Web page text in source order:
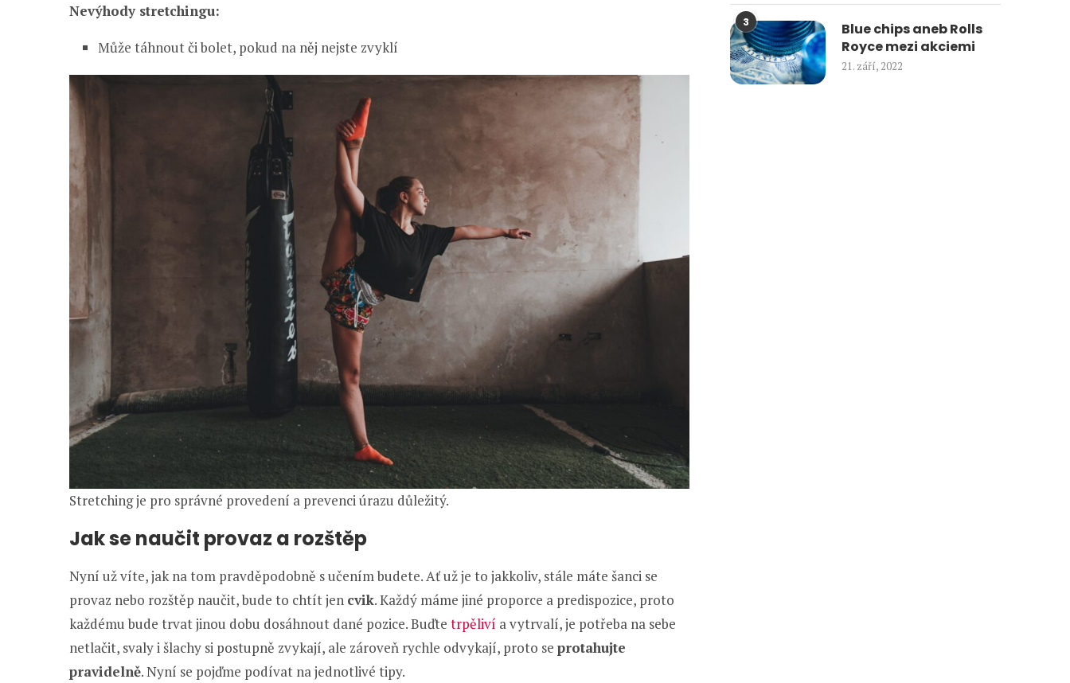
Nevýhody stretchingu:
Může táhnout či bolet, pokud na něj nejste zvyklí
Stretching je pro správné provedení a prevenci úrazu důležitý.
Jak se naučit provaz a rozštěp
Nyní už víte, jak na tom pravděpodobně s učením budete. Ať už je to jakkoliv, stále máte šanci se
provaz nebo rozštěp naučit, bude to chtít jen cvik. Každý máme jiné proporce a predispozice, proto
každému bude trvat jinou dobu dosáhnout dané pozice. Buďte trpěliví a vytrvalí, je potřeba na sebe
netlačit, svaly i šlachy si postupně zvykají, ale zároveň rychle odvykají, proto se protahujte
pravidelně. Nyní se pojďme podívat na jednotlivé tipy.
3
Blue chips aneb Rolls
Royce mezi akciemi
21. září, 2022